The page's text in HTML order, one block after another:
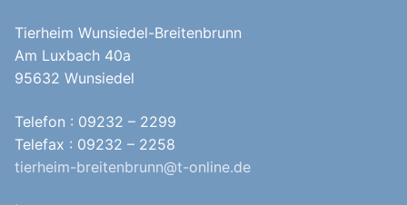
Tierheim Wunsiedel-Breitenbrunn
Am Luxbach 40a
95632 Wunsiedel
Telefon : 09232 – 2299
Telefax : 09232 – 2258
tierheim-breitenbrunn@t-online.de